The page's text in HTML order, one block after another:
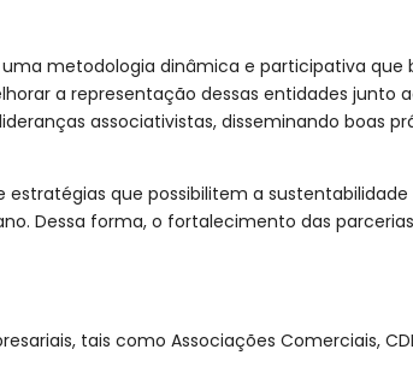
uma metodologia dinâmica e participativa
a representação dessas entidades junto
associativistas, disseminando boas
que possibilitem a
Dessa forma, o fortalecimento das parcerias
tais como Associações Comerciais,